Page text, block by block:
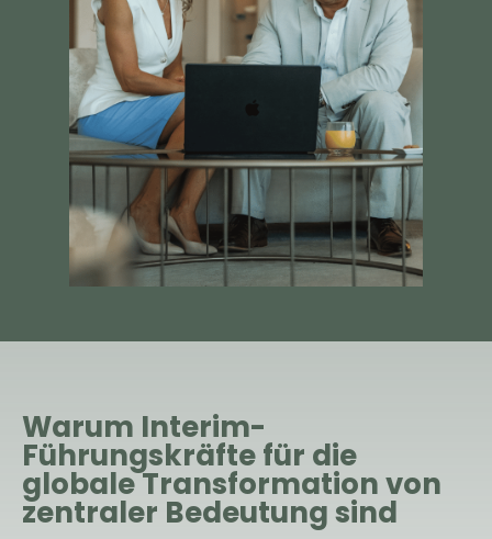
Warum Interim-
Führungskräfte für die
globale Transformation von
zentraler Bedeutung sind